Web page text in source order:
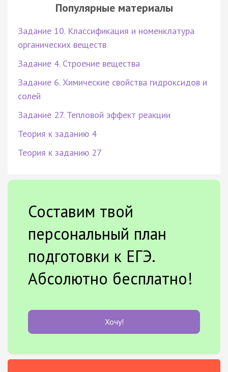
Популярные материалы
Задание 10. Классификация и номенклатура
органических веществ
Задание 4. Строение вещества
Задание 6. Химические свойства гидроксидов и
солей
Задание 27. Тепловой эффект реакции
Теория к заданию 4
Теория к заданию 27
Составим твой
персональный план
подготовки к ЕГЭ.
Абсолютно бесплатно!
Хочу!